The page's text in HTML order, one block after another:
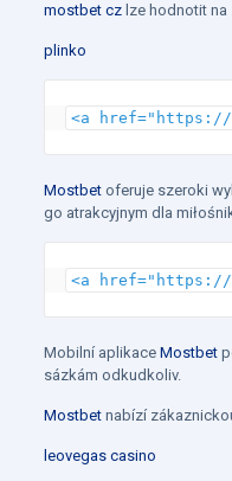
mostbet czlze hodnotit na
plinko
<a href="https://
Mostbetoferuje szeroki
go atrakcyjnym dla
<a href="https://
Mobilní aplikace Mostbet
sázkám odkudkoliv.
Mostbetnabízí
leovegas casino